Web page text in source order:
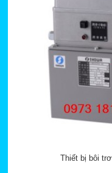
Thiết bị bôi